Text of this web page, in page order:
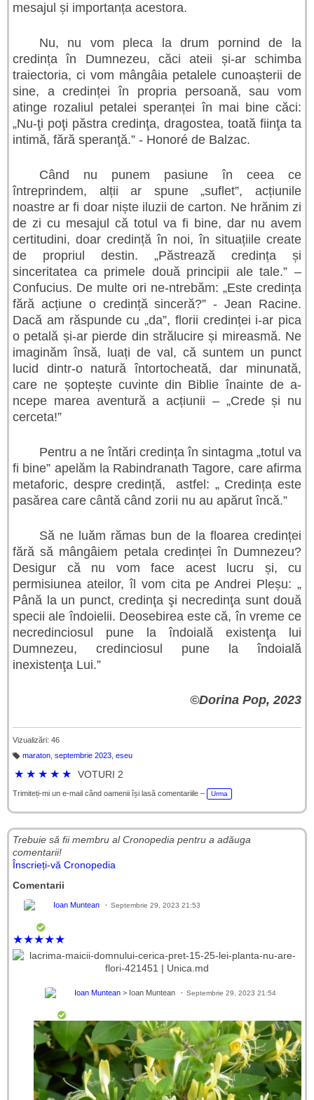
mesajul și importanța acestora.
Nu, nu vom pleca la drum pornind de la
credința în Dumnezeu, căci ateii și-ar schimba
traiectoria, ci vom mângâia petalele cunoașterii de
sine, a credinței în propria persoană, sau vom
atinge rozaliul petalei speranței în mai bine căci:
„Nu-ţi poţi păstra credinţa, dragostea, toată fiinţa ta
intimă, fără speranţă.” - Honoré de Balzac.
Când nu punem pasiune în ceea ce
întreprindem, alții ar spune „suflet”, acțiunile
noastre ar fi doar niște iluzii de carton. Ne hrănim zi
de zi cu mesajul că totul va fi bine, dar nu avem
certitudini, doar credință în noi, în situațiile create
de propriul destin. „Păstrează credința și
sinceritatea ca primele două principii ale tale.” –
Confucius. De multe ori ne-ntrebăm: „Este credința
fără acțiune o credință sinceră?” - Jean Racine.
Dacă am răspunde cu „da”, florii credinței i-ar pica
o petală și-ar pierde din strălucire și mireasmă. Ne
imaginăm însă, luați de val, că suntem un punct
lucid dintr-o natură întortocheată, dar minunată,
care ne șoptește cuvinte din Biblie înainte de a-
ncepe marea aventură a acțiunii – „Crede și nu
cerceta!”
Pentru a ne întări credința în sintagma „totul va
fi bine” apelăm la Rabindranath Tagore, care afirma
metaforic, despre credință, astfel: „ Credința este
pasărea care cântă când zorii nu au apărut încă.”
Să ne luăm rămas bun de la floarea credinței
fără să mângâiem petala credinței în Dumnezeu?
Desigur că nu vom face acest lucru și, cu
permisiunea ateilor, îl vom cita pe Andrei Pleșu: „
Până la un punct, credinţa şi necredinţa sunt două
specii ale îndoielii. Deosebirea este că, în vreme ce
necredinciosul pune la îndoială existenţa lui
Dumnezeu, credinciosul pune la îndoială
inexistenţa Lui.”
©Dorina Pop, 2023
Vizualizări: 46
h
e
maraton, septembrie 2023, eseu
★ ★ ★ ★ ★ VOTURI 2
Trimiteți-mi un e-mail când oamenii își lasă comentariile – Urma
Trebuie să fii membru al Cronopedia ​​pentru a adăuga
comentarii!
Înscrieți-vă Cronopedia
Comentarii
Ioan Muntean Septembrie 29, 2023 21:53
★★★★★
Ioan Muntean > Ioan Muntean Septembrie 29, 2023 21:54